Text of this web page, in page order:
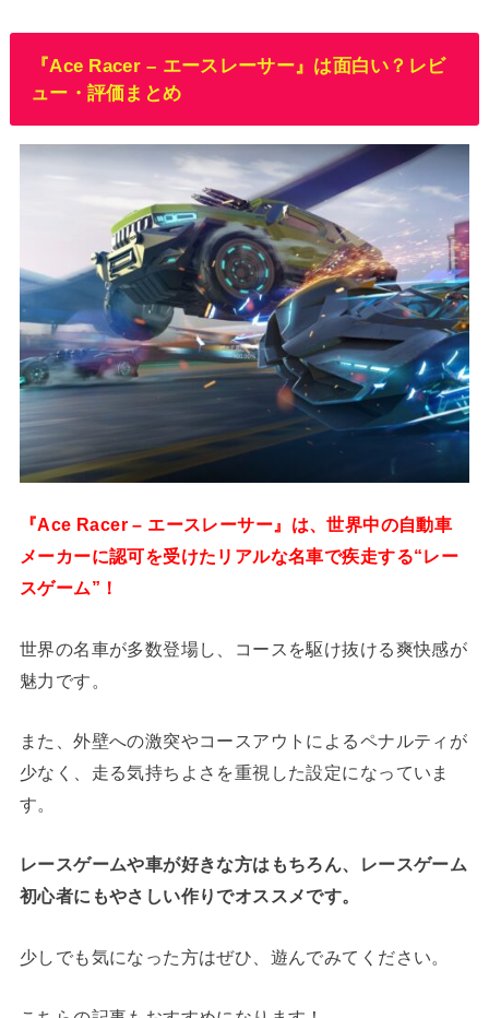
『Ace Racer – エースレーサー』は面白い？レビ
ュー・評価まとめ
『Ace Racer – エースレーサー』は、世界中の自動車
メーカーに認可を受けたリアルな名車で疾走する“レー
スゲーム”！
世界の名車が多数登場し、コースを駆け抜ける爽快感が
魅力です。
また、外壁への激突やコースアウトによるペナルティが
少なく、走る気持ちよさを重視した設定になっていま
す。
レースゲームや車が好きな方はもちろん、レースゲーム
初心者にもやさしい作りでオススメです。
少しでも気になった方はぜひ、遊んでみてください。